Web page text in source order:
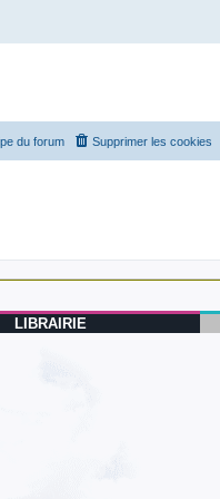
Supprimer les cookies
du forum
LIBRAIRIE